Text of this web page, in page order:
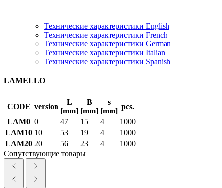
Tехнические характеристики English
Tехнические характеристики French
Tехнические характеристики German
Tехнические характеристики Italian
Tехнические характеристики Spanish
LAMELLO
CODE version
L
[mm]
B
[mm]
s
[mm]
pcs.
LAM0 0 47 15 4
1000
LAM10 10 53 19 4
1000
LAM20 20 56 23 4
1000
Сопутствующие товары